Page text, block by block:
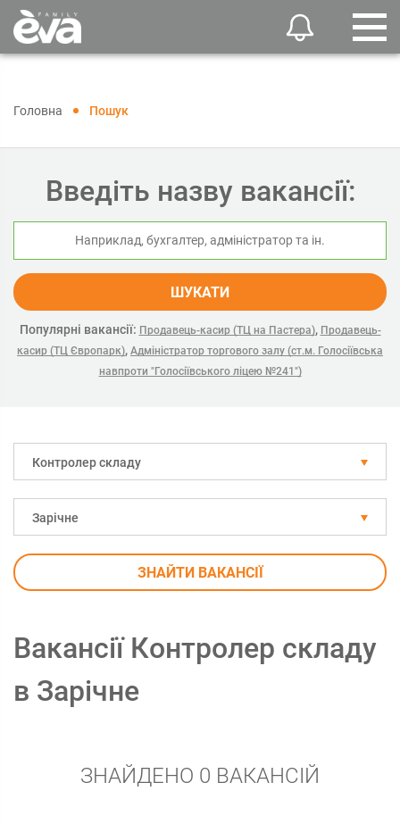
Головна Пошук
Введіть назву вакансії:
ШУКАТИ
Популярні вакансії: Продавець-касир (ТЦ на Пастера), Продавець-
касир (ТЦ Європарк), Адміністратор торгового залу (ст.м. Голосіївська
навпроти "Голосіївського ліцею №241")
Контролер складу
Зарічне
ЗНАЙТИ ВАКАНСІЇ
Вакансії Контролер складу
в Зарічне
ЗНАЙДЕНО 0 ВАКАНСІЙ